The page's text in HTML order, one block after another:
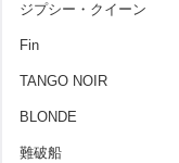
ジプシー・クイーン
Fin
TANGO NOIR
BLONDE
難破船